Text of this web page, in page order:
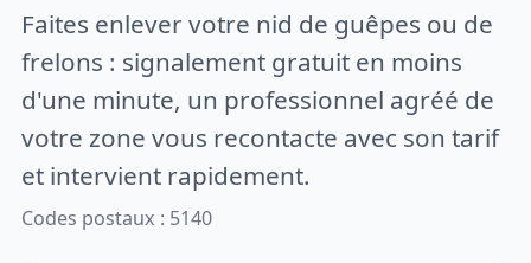
Faites enlever votre nid de guêpes ou de
frelons : signalement gratuit en moins
d'une minute, un professionnel agréé de
votre zone vous recontacte avec son tarif
et intervient rapidement.
Codes postaux : 5140